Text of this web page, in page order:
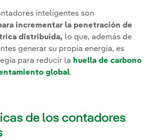
inteligentes son
incrementar la penetración de
distribuida, lo que, además de
generar su propia energía, es
para reducir la huella de carbono
global.
de los contadores